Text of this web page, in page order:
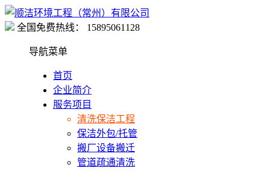
全国免费热线： 15895061128
导航菜单
首页
企业简介
服务项目
清洗保洁工程
保洁外包/托管
搬厂设备搬迁
管道疏通清洗